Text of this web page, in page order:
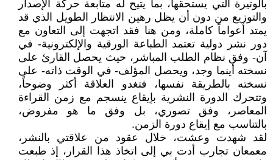
بالوتيرة التي يستحقها، بما يتيح له متابعة حركة الإصدار
والتوزيع من دون أن يظل رهين الانتظار الطويل الذي قد
يمتد أعواماً كاملة، ومن هنا فقد اتجهت إلى التعاون مع
دور نشر دولية تعتمد الطباعة الورقية والإلكترونية- في
آن- وفق نظام الطلب المباشر، حيث يحصل القارئ على
نسخته أينما وجد، ويحصل المؤلف- في الوقت ذاته- على
نسخته بالطريقة نفسها، فتغدو العلاقة أكثر وضوحاً،
وتتحرك الدورة النشرية بإيقاع ينسجم مع زمن القراءة
المعاصر، وفق تصوري، بل وفق ما هو مفروض،
بالتناسب مع إيقاع دورة الزمن.
لقد شهدت وعشت، خلال عقود من علاقتي بالنشر،
معمعان تجارب أدت بي إلى اتخاذ هذا القرار، إذ طبعت